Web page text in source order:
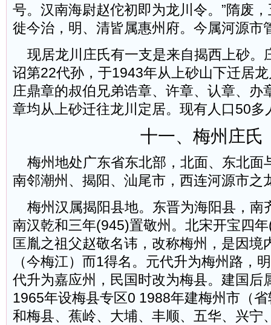
号。汉南海尉赵佗初即为龙川令。”隋废
徙今治，明、清皆属惠州府。今属河源市
现居龙川庄氏有一支是来自揭西上砂。
诏第22代孙，于1943年从上砂山下迁居
庄鼎章的叔伯兄弟诰章、许章、认章、办
章均从上砂迁往龙川定居。现有人口50多
十一、 梅州庄氏
梅州地处广东省东北部，北面、东北面
南邻潮州、揭阳、汕尾市，西连河源市之
梅州汉属揭阳县地。东晋为海阳县，南
南汉乾和三年(945)置敬州。北宋开宝四
匡胤之祖父赵敬名讳，改称梅州，是因境
（今梅江）而1得名。元代升为梅州路，
代升为嘉应州，民国时改为梅县。建国后
1965年设梅县专区0 1988年建梅州市（
和梅县、蕉岭、大埔、丰顺、五华、兴宁